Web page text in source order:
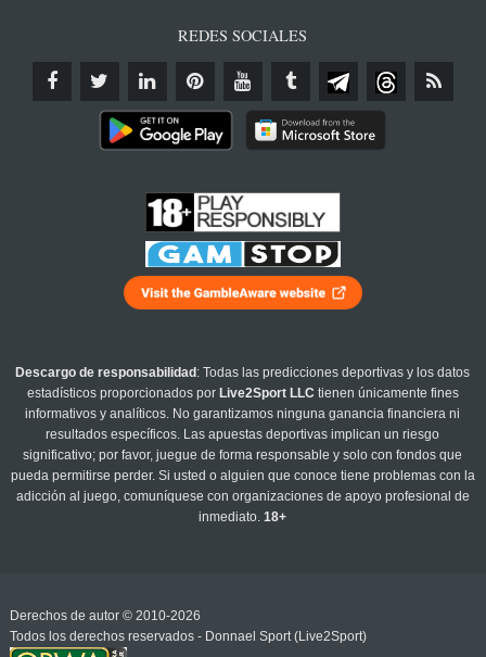
REDES SOCIALES
Descargo de responsabilidad : Todas las predicciones deportivas y los datos
estadísticos proporcionados por Live2Sport LLC tienen únicamente fines
informativos y analíticos. No garantizamos ninguna ganancia financiera ni
resultados específicos. Las apuestas deportivas implican un riesgo
significativo; por favor, juegue de forma responsable y solo con fondos que
pueda permitirse perder. Si usted o alguien que conoce tiene problemas con la
adicción al juego, comuníquese con organizaciones de apoyo profesional de
inmediato.18+
Derechos de autor © 2010-2026
Todos los derechos reservados - Donnael Sport (Live2Sport)